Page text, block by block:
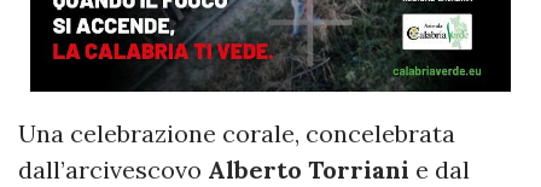
Una celebrazione corale, concelebrata
dall’arcivescovo Alberto Torriani e dal